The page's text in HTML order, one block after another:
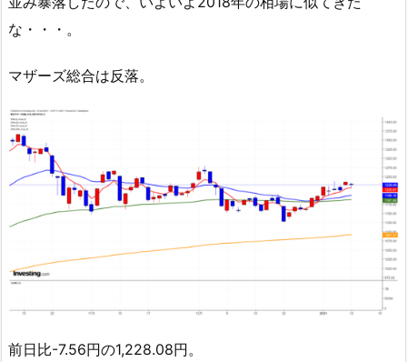
な・・・。
マザーズ総合は反落。
前日比-7.56円の1,228.08円。